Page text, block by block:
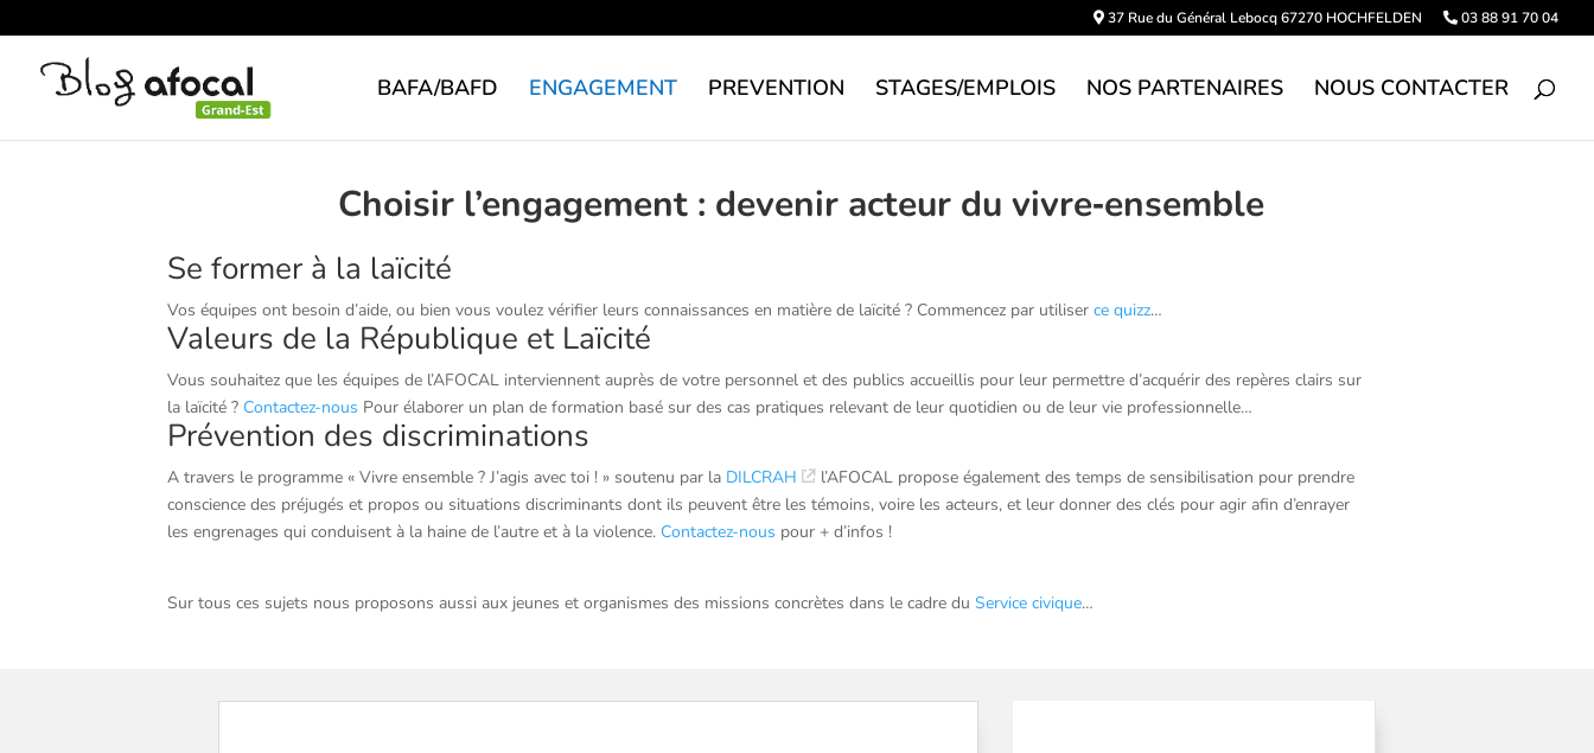
37 Rue du Général Lebocq 67270 HOCHFELDEN 03 88 91 70 04
BAFA/BAFD ENGAGEMENT PREVENTION STAGES/EMPLOIS NOS PARTENAIRES NOUS CONTACTER
Choisir l’engagement : devenir acteur du vivre‑ensemble
Se former à la laïcité
Vos équipes ont besoin d’aide, ou bien vous voulez vérifier leurs connaissances en matière de laïcité ? Commencez par utiliser ce quizz…
Valeurs de la République et Laïcité
Vous souhaitez que les équipes de l’AFOCAL interviennent auprès de votre personnel et des publics accueillis pour leur permettre d’acquérir des repères clairs sur
la laïcité ? Contactez-nous Pour élaborer un plan de formation basé sur des cas pratiques relevant de leur quotidien ou de leur vie professionnelle…
Prévention des discriminations
A travers le programme « Vivre ensemble ? J’agis avec toi ! » soutenu par la DILCRAH
l’AFOCAL propose également des temps de sensibilisation pour prendre
conscience des préjugés et propos ou situations discriminants dont ils peuvent être les témoins, voire les acteurs, et leur donner des clés pour agir afin d’enrayer
les engrenages qui conduisent à la haine de l’autre et à la violence. Contactez-nous pour + d’infos !
Sur tous ces sujets nous proposons aussi aux jeunes et organismes des missions concrètes dans le cadre du Service civique…